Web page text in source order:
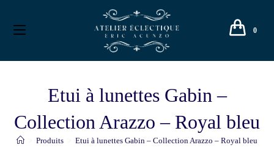
0
Etui à lunettes Gabin –
Collection Arazzo – Royal bleu
Produits Etui à lunettes Gabin – Collection Arazzo – Royal bleu